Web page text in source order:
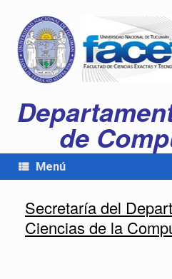
de
Menú
Secretaría del
Ciencias de la